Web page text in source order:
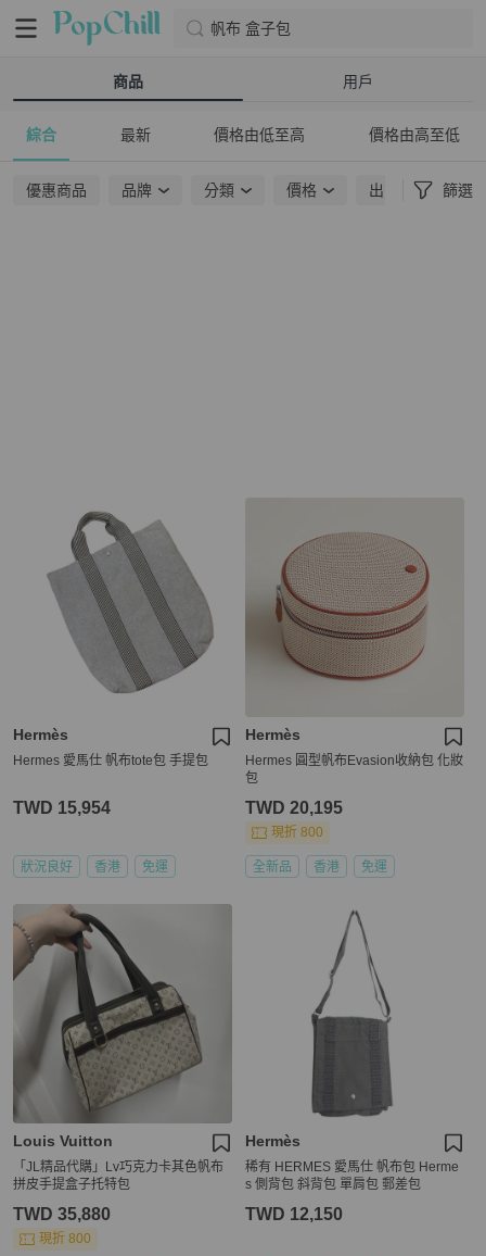
帆布 盒子包
商品 用戶
綜合 最新 價格由低至高 價格由高至低
優惠商品 品牌 分類 價格 出貨地點 篩選
Hermès
Hermes 愛馬仕 帆布tote包 手提包
TWD 15,954
狀況良好 香港 免運
Hermès
Hermes 圓型帆布Evasion收納包 化妝
包
TWD 20,195
現折 800
全新品 香港 免運
Louis Vuitton
「JL精品代購」Lv巧克力卡其色帆布
拼皮手提盒子托特包
TWD 35,880
現折 800
Hermès
稀有 HERMES 愛馬仕 帆布包 Herme
s 側背包 斜背包 單肩包 郵差包
TWD 12,150